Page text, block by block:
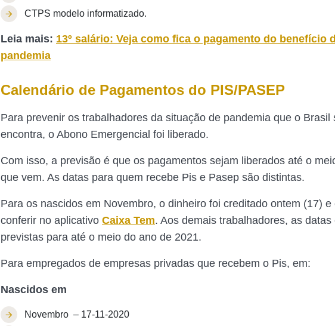
CTPS modelo informatizado.
Leia mais: 13º salário: Veja como fica o pagamento do benefício
pandemia
Calendário de Pagamentos do PIS/PASEP
Para prevenir os trabalhadores da situação de pandemia que o Brasil
encontra, o Abono Emergencial foi liberado.
Com isso, a previsão é que os pagamentos sejam liberados até o
que vem. As datas para quem recebe Pis e Pasep são distintas.
Para os nascidos em Novembro, o dinheiro foi creditado ontem (17) e
conferir no aplicativo Caixa Tem. Aos demais trabalhadores, as datas
previstas para até o meio do ano de 2021.
Para empregados de empresas privadas que recebem o Pis, em:
Nascidos em
Novembro – 17-11-2020